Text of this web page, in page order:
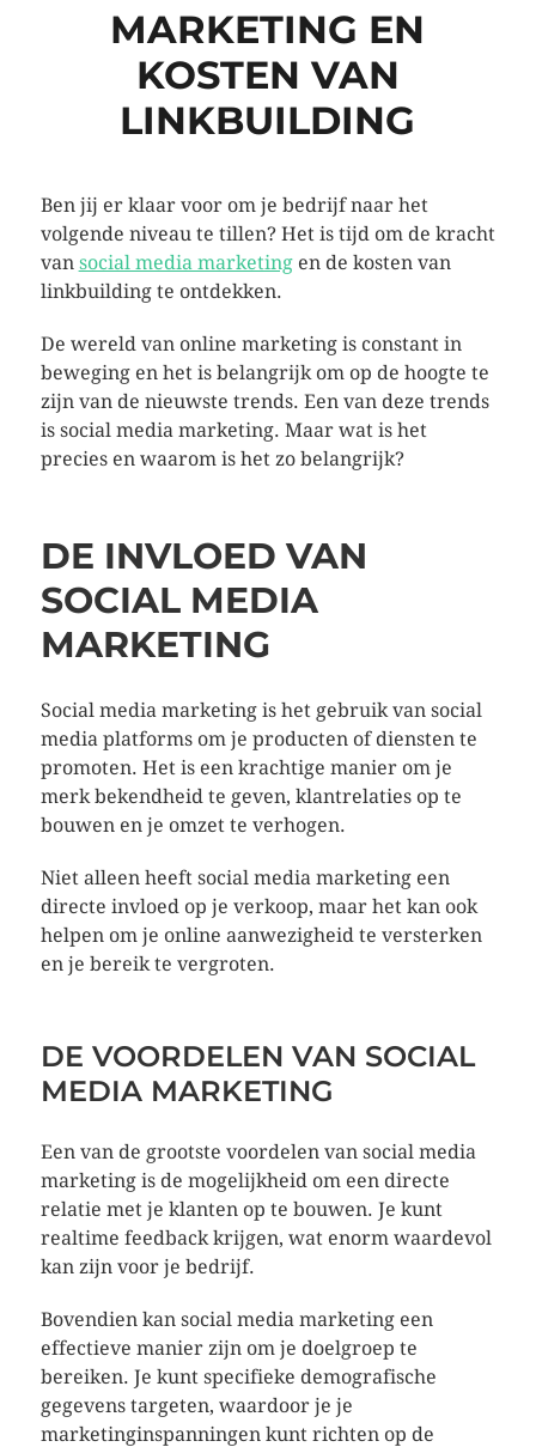
MARKETING EN
KOSTEN VAN
LINKBUILDING
Ben jij er klaar voor om je bedrijf naar het
volgende niveau te tillen? Het is tijd om de kracht
van social media marketingen de kosten van
linkbuilding te ontdekken.
De wereld van online marketing is constant in
beweging en het is belangrijk om op de hoogte te
zijn van de nieuwste trends. Een van deze trends
is social media marketing. Maar wat is het
precies en waarom is het zo belangrijk?
DE INVLOED VAN
SOCIAL MEDIA
MARKETING
Social media marketing is het gebruik van social
media platforms om je producten of diensten te
promoten. Het is een krachtige manier om je
merk bekendheid te geven, klantrelaties op te
bouwen en je omzet te verhogen.
Niet alleen heeft social media marketing een
directe invloed op je verkoop, maar het kan ook
helpen om je online aanwezigheid te versterken
en je bereik te vergroten.
DE VOORDELEN VAN SOCIAL
MEDIA MARKETING
Een van de grootste voordelen van social media
marketing is de mogelijkheid om een directe
relatie met je klanten op te bouwen. Je kunt
realtime feedback krijgen, wat enorm waardevol
kan zijn voor je bedrijf.
Bovendien kan social media marketing een
effectieve manier zijn om je doelgroep te
bereiken. Je kunt specifieke demografische
gegevens targeten, waardoor je je
marketinginspanningen kunt richten op de